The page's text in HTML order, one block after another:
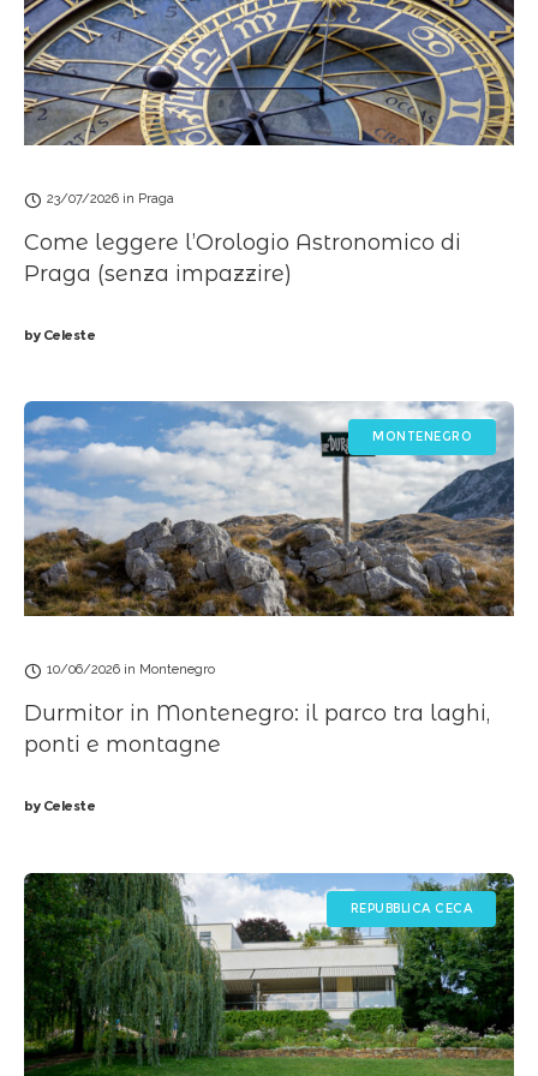
23/07/2026 in Praga
Come leggere l’Orologio Astronomico di
Praga (senza impazzire)
byCeleste
MONTENEGRO
10/06/2026 in Montenegro
Durmitor in Montenegro: il parco tra laghi,
ponti e montagne
byCeleste
REPUBBLICA CECA